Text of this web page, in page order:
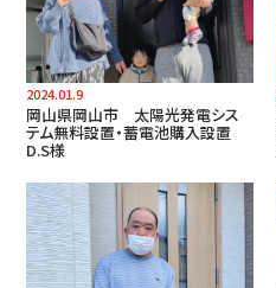
2024.01.9
岡山県岡山市 太陽光発電シス
テム無料設置・蓄電池購入設置
D.S様